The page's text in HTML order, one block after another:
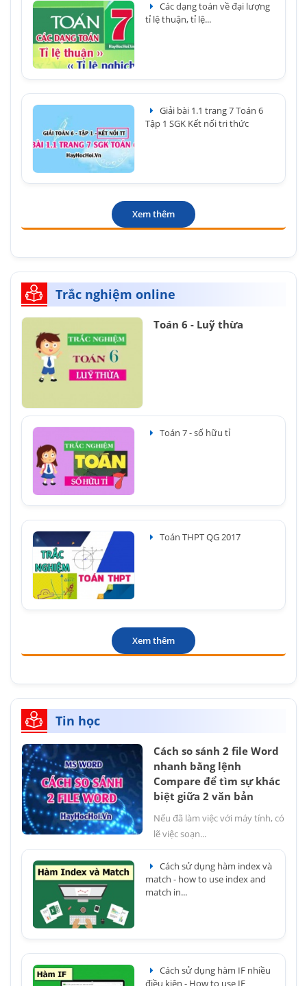
Các dạng toán về đại lượng
tỉ lệ thuận, tỉ lệ...
Giải bài 1.1 trang 7 Toán 6
Tập 1 SGK Kết nối tri thức
Xem thêm
Trắc nghiệm online
Toán 6 - Luỹ thừa
Toán 7 - số hữu tỉ
Toán THPT QG 2017
Xem thêm
Tin học
Cách so sánh 2 file Word
nhanh bằng lệnh
Compare để tìm sự khác
biệt giữa 2 văn bản
Nếu đã làm việc với máy tính, có
lẽ việc soạn...
Cách sử dụng hàm index và
match - how to use index and
match in...
Cách sử dụng hàm IF nhiều
điều kiện - How to use IF